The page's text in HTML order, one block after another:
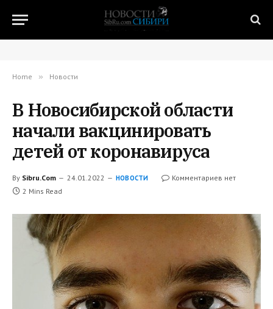
Home » Новости
В Новосибирской области
начали вакцинировать
детей от коронавируса
By Sibru.Com 24.01.2022 НОВОСТИ
Комментариев нет
2 Mins Read